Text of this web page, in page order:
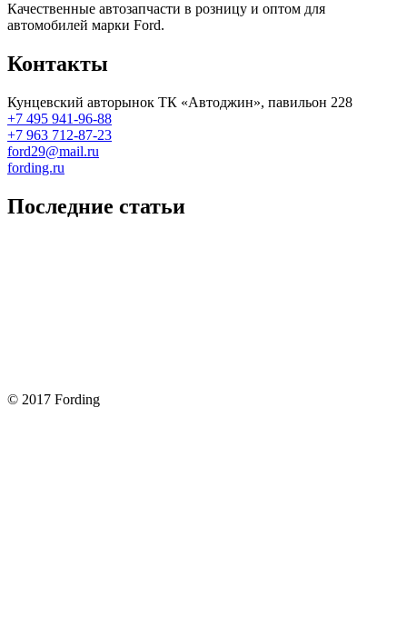
Качественные автозапчасти в розницу и оптом для
автомобилей марки Ford.
Контакты
Кунцевский авторынок ТК «Автоджин», павильон 228
+7 495 941-96-88
+7 963 712-87-23
ford29@mail.ru
fording.ru
Последние статьи
© 2017 Fording